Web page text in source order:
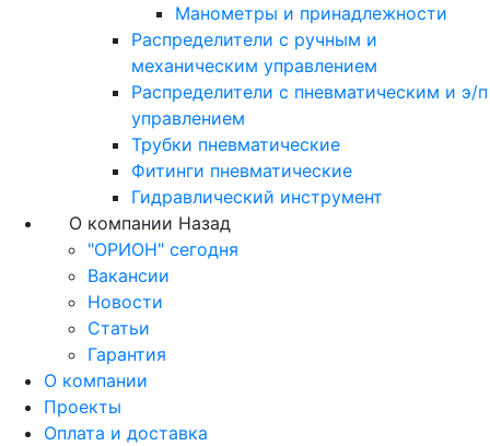
Манометры и принадлежности
Распределители с ручным и
механическим управлением
Распределители с пневматическим и э/п
управлением
Трубки пневматические
Фитинги пневматические
Гидравлический инструмент
О компании Назад
"ОРИОН" сегодня
Вакансии
Новости
Статьи
Гарантия
О компании
Проекты
Оплата и доставка